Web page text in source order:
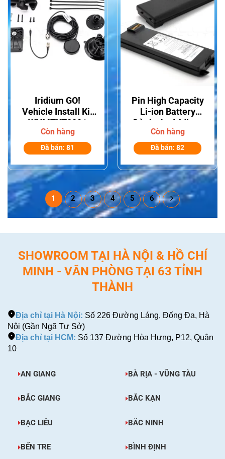
Iridium GO!
Vehicle Install Kit
WVMTKT2001
Còn hàng
Đã bán: 81
Pin High Capacity
Li-ion Battery
Dành cho Iridium
9555
Còn hàng
Đã bán: 82
1 2 3 4 5 6
SHOWROOM TẠI HÀ NỘI & HỒ CHÍ
MINH - VĂN PHÒNG TẠI 63 TỈNH
THÀNH
Địa chỉ tại Hà Nội: Số 226 Đường Láng, Đống Đa, Hà
Nội (Gần Ngã Tư Sở)
Địa chỉ tại HCM: Số 137 Đường Hòa Hưng, P12, Quận
10
AN GIANG BÀ RỊA - VŨNG TÀU
BẮC GIANG BẮC KẠN
BẠC LIÊU BẮC NINH
BẾN TRE BÌNH ĐỊNH